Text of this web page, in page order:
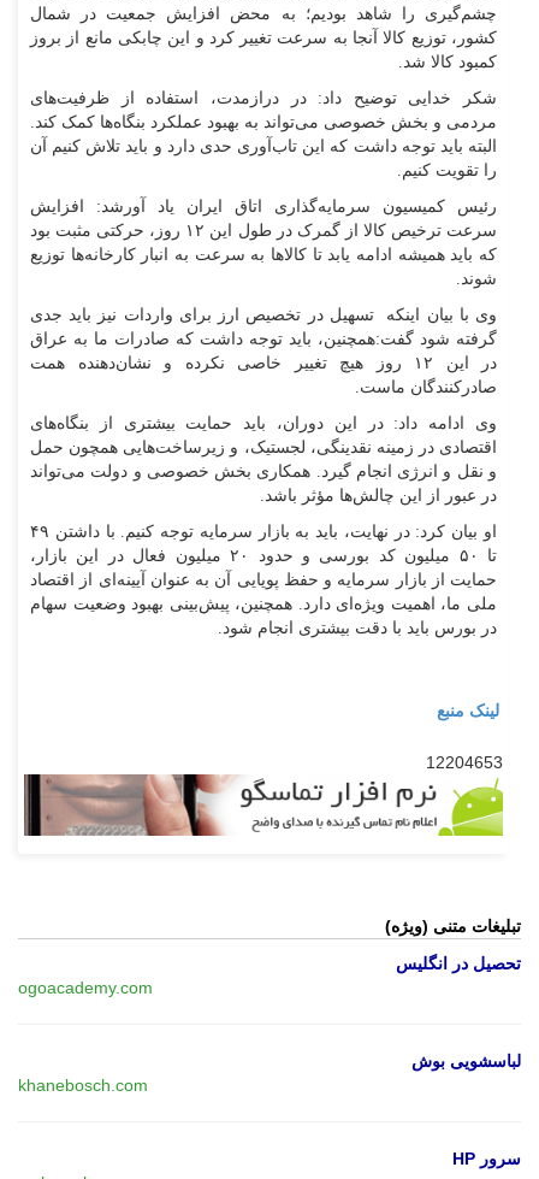
چشم‌گیری را شاهد بودیم؛ به محض افزایش جمعیت در شمال
کشور، توزیع کالا آنجا به سرعت تغییر کرد و این چابکی مانع از بروز
کمبود کالا شد.
شکر خدایی توضیح داد: در درازمدت، استفاده از ظرفیت‌های
مردمی و بخش خصوصی می‌تواند به بهبود عملکرد بنگاه‌ها کمک کند.
البته باید توجه داشت که این تاب‌آوری حدی دارد و باید تلاش کنیم آن
را تقویت کنیم.
رئیس کمیسیون سرمایه‌گذاری اتاق ایران یاد آورشد: افزایش
سرعت ترخیص کالا از گمرک در طول این ۱۲ روز، حرکتی مثبت بود
که باید همیشه ادامه یابد تا کالاها به سرعت به انبار کارخانه‌ها توزیع
شوند.
وی با بیان اینکه تسهیل در تخصیص ارز برای واردات نیز باید جدی
گرفته شود گفت:همچنین، باید توجه داشت که صادرات ما به عراق
در این ۱۲ روز هیچ تغییر خاصی نکرده و نشان‌دهنده همت
صادرکنندگان ماست.
وی ادامه داد: در این دوران، باید حمایت بیشتری از بنگاه‌های
اقتصادی در زمینه نقدینگی، لجستیک، و زیرساخت‌هایی همچون حمل
و نقل و انرژی انجام گیرد. همکاری بخش خصوصی و دولت می‌تواند
در عبور از این چالش‌ها مؤثر باشد.
او بیان کرد: در نهایت، باید به بازار سرمایه توجه کنیم. با داشتن ۴۹
تا ۵۰ میلیون کد بورسی و حدود ۲۰ میلیون فعال در این بازار،
حمایت از بازار سرمایه و حفظ پویایی آن به عنوان آیینه‌ای از اقتصاد
ملی ما، اهمیت ویژه‌ای دارد. همچنین، پیش‌بینی بهبود وضعیت سهام
در بورس باید با دقت بیشتری انجام شود.
لینک منبع
12204653
تبلیغات متنی (ویژه)
تحصیل در انگلیس
ogoacademy.com
لباسشویی بوش
khanebosch.com
سرور HP